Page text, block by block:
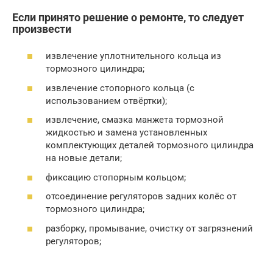
Если принято решение о ремонте, то следует
произвести
извлечение уплотнительного кольца из
тормозного цилиндра;
извлечение стопорного кольца (с
использованием отвёртки);
извлечение, смазка манжета тормозной
жидкостью и замена установленных
комплектующих деталей тормозного цилиндра
на новые детали;
фиксацию стопорным кольцом;
отсоединение регуляторов задних колёс от
тормозного цилиндра;
разборку, промывание, очистку от загрязнений
регуляторов;